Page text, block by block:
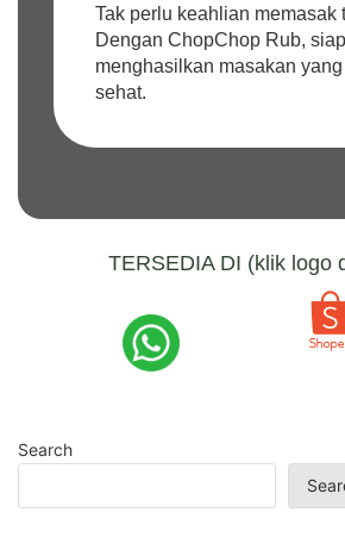
Tak perlu keahlian memasak
Dengan ChopChop Rub,
menghasilkan masakan
sehat.
TERSEDIA DI (klik logo
Search